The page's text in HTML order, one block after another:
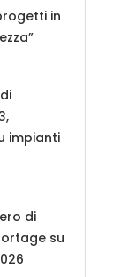
in
impianti
di
su